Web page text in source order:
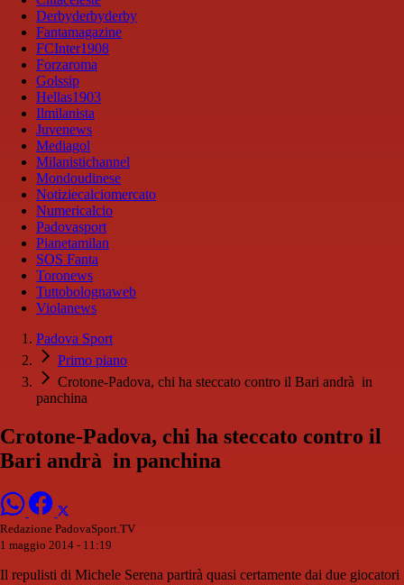
Derbyderbyderby
Fantamagazine
FCInter1908
Forzaroma
Golssip
Hellas1903
Ilmilanista
Juvenews
Mediagol
Milanistichannel
Mondoudinese
Notiziecalciomercato
Numericalcio
Padovasport
Pianetamilan
SOS Fanta
Toronews
Tuttobolognaweb
Violanews
Padova Sport
Primo piano
Crotone-Padova, chi ha steccato contro il Bari andrà in
panchina
Crotone-Padova, chi ha steccato contro il
Bari andrà in panchina
Redazione PadovaSport.TV
1 maggio 2014 - 11:19
Il repulisti di Michele Serena partirà quasi certamente dai due giocatori